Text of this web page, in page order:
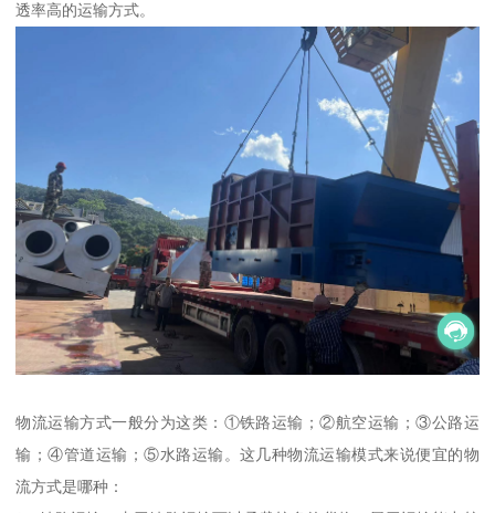
透率高的运输方式。
物流运输方式一般分为这类：①铁路运输；②航空运输；③公路运
输；④管道运输；⑤水路运输。这几种物流运输模式来说便宜的物
流方式是哪种：